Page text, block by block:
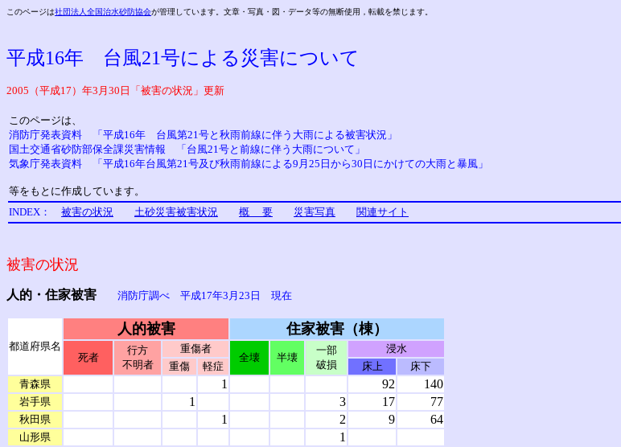
このページは社団法人全国治水砂防協会が管理しています。文章・写真・図・データ等の無断使用，転載を禁じます。
平成16年 台風21号による災害について
2005（平成17）年3月30日「被害の状況」更新
このページは、
消防庁発表資料 「平成16年 台風第21号と秋雨前線に伴う大雨による被害状況」
国土交通省砂防部保全課災害情報 「台風21号と前線に伴う大雨について」
気象庁発表資料 「平成16年台風第21号及び秋雨前線による9月25日から30日にかけての大雨と暴風」
等をもとに作成しています。
INDEX：
被害の状況 土砂災害被害状況 概 要 災害写真 関連サイト
被害の状況
人的・住家被害 消防庁調べ 平成17年3月23日 現在
都道府県名
人的被害 住家被害（棟）
死者
行方
不明者
重傷者
全壊 半壊
一部
破損
浸水
重傷
軽症 床上
床下
青森県
1 92 140
岩手県 1 3 17 77
秋田県 1 2 9 64
山形県 1